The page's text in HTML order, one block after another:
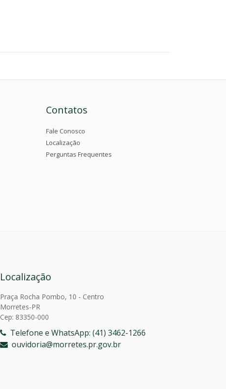
Contatos
Fale Conosco
Localização
Perguntas Frequentes
Localização
Praça Rocha Pombo, 10 - Centro
Morretes-PR
Cep: 83350-000
Telefone e WhatsApp: (41) 3462-1266
ouvidoria@morretes.pr.gov.br